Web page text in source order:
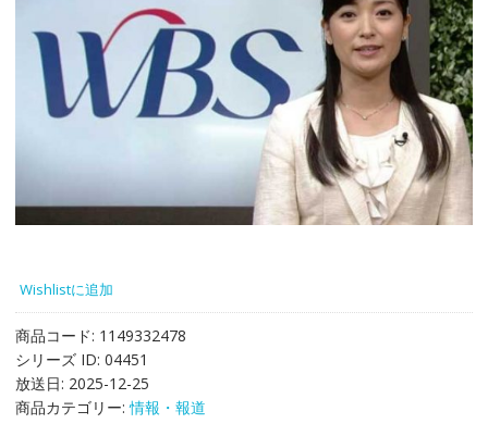
Wishlistに追加
商品コード: 1149332478
シリーズ ID: 04451
放送日: 2025-12-25
商品カテゴリー:情報・報道